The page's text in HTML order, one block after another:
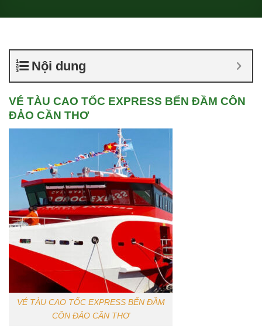
Nội dung
VÉ TÀU CAO TỐC EXPRESS BẾN ĐẦM CÔN
ĐẢO CẦN THƠ
VÉ TÀU CAO TỐC EXPRESS BẾN ĐẦM
CÔN ĐẢO CẦN THƠ